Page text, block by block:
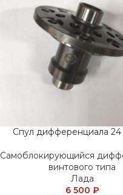
Спул дифференциала
Самоблокирующийся
винтового типа
Лада
6 500 ₽